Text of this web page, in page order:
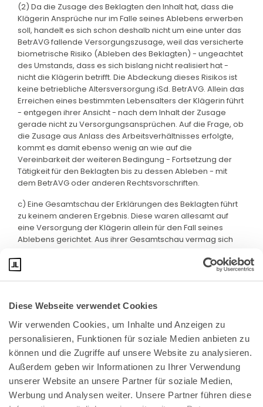
Diese Webseite verwendet Cookies
Wir verwenden Cookies, um Inhalte und Anzeigen zu
personalisieren, Funktionen für soziale Medien anbieten zu
können und die Zugriffe auf unsere Website zu analysieren.
Außerdem geben wir Informationen zu Ihrer Verwendung
unserer Website an unsere Partner für soziale Medien,
Werbung und Analysen weiter. Unsere Partner führen diese
(2) Da die Zusage des Beklagten den Inhalt hat, dass die
Klägerin Ansprüche nur im Falle seines Ablebens erwerben
soll, handelt es sich schon deshalb nicht um eine unter das
BetrAVG fallende Versorgungszusage, weil das versicherte
biometrische Risiko (Ableben des Beklagten) - ungeachtet
des Umstands, dass es sich bislang nicht realisiert hat -
nicht die Klägerin betrifft. Die Abdeckung dieses Risikos ist
keine betriebliche Altersversorgung iSd. BetrAVG. Allein das
Erreichen eines bestimmten Lebensalters der Klägerin führt
- entgegen ihrer Ansicht - nach dem Inhalt der Zusage
gerade nicht zu Versorgungsansprüchen. Auf die Frage, ob
die Zusage aus Anlass des Arbeitsverhältnisses erfolgte,
kommt es damit ebenso wenig an wie auf die
Vereinbarkeit der weiteren Bedingung - Fortsetzung der
Tätigkeit für den Beklagten bis zu dessen Ableben - mit
dem BetrAVG oder anderen Rechtsvorschriften.
c) Eine Gesamtschau der Erklärungen des Beklagten führt
zu keinem anderen Ergebnis. Diese waren allesamt auf
eine Versorgung der Klägerin allein für den Fall seines
Ablebens gerichtet. Aus ihrer Gesamtschau vermag sich
Bundeskanzlerplatz 2
53113 Bonn